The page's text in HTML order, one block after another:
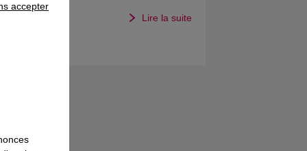
Lire la suite
accepter